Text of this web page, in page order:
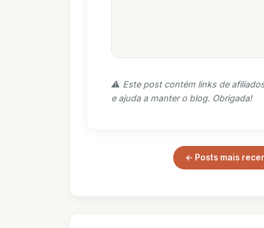
⚠️ Este post contém links de
e ajuda a manter o blog. Obrigada!
← Posts mais